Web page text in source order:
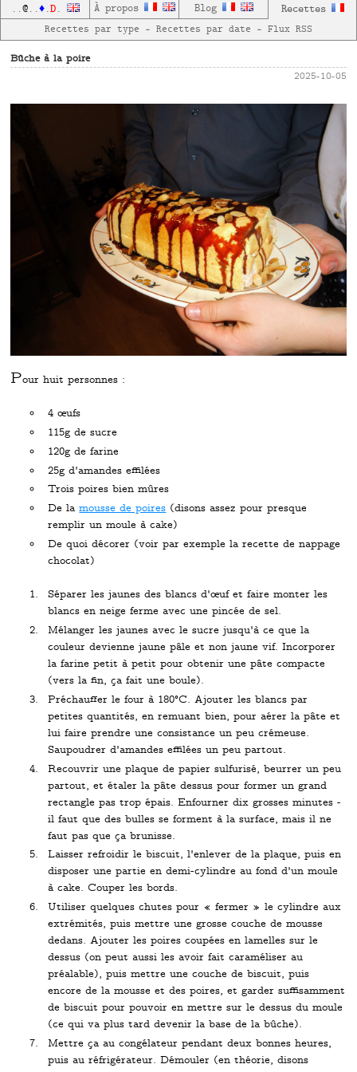
..@..♦.D. À propos Blog Recettes
Recettes par type — Recettes par date — Flux RSS
Bûche à la poire
2025-10-05
Pour huit personnes :
4 œufs
115g de sucre
120g de farine
25g d'amandes effilées
Trois poires bien mûres
De lamousse de poires(disons assez pour presque
remplir un moule à cake)
De quoi décorer (voir par exemple la recette de nappage
chocolat)
Séparer les jaunes des blancs d'œuf et faire monter les
blancs en neige ferme avec une pincée de sel.
Mélanger les jaunes avec le sucre jusqu'à ce que la
couleur devienne jaune pâle et non jaune vif. Incorporer
la farine petit à petit pour obtenir une pâte compacte
(vers la fin, ça fait une boule).
Préchauffer le four à 180°C. Ajouter les blancs par
petites quantités, en remuant bien, pour aérer la pâte et
lui faire prendre une consistance un peu crémeuse.
Saupoudrer d'amandes effilées un peu partout.
Recouvrir une plaque de papier sulfurisé, beurrer un peu
partout, et étaler la pâte dessus pour former un grand
rectangle pas trop épais. Enfourner dix grosses minutes -
il faut que des bulles se forment à la surface, mais il ne
faut pas que ça brunisse.
Laisser refroidir le biscuit, l'enlever de la plaque, puis en
disposer une partie en demi-cylindre au fond d'un moule
à cake. Couper les bords.
Utiliser quelques chutes pour « fermer » le cylindre aux
extrémités, puis mettre une grosse couche de mousse
dedans. Ajouter les poires coupées en lamelles sur le
dessus (on peut aussi les avoir fait caraméliser au
préalable), puis mettre une couche de biscuit, puis
encore de la mousse et des poires, et garder suffisamment
de biscuit pour pouvoir en mettre sur le dessus du moule
(ce qui va plus tard devenir la base de la bûche).
Mettre ça au congélateur pendant deux bonnes heures,
puis au réfrigérateur. Démouler (en théorie, disons